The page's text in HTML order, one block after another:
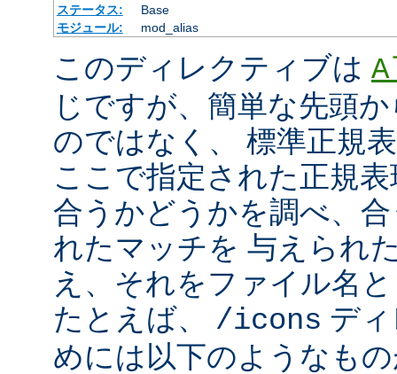
ステータス:
Base
モジュール:
mod_alias
このディレクティブは
じですが、簡単な先頭
のではなく、 標準正規
ここで指定された正規
合うかどうかを調べ、
れたマッチを 与えられ
え、それをファイル名
たとえば、 /icons デ
めには以下のようなも